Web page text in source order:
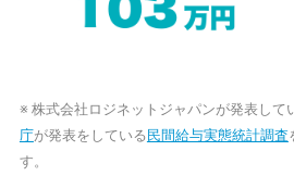
※ 株式会社ロジネットジャパンが発表して
庁が発表をしている 民間給与実態統計調査
す。